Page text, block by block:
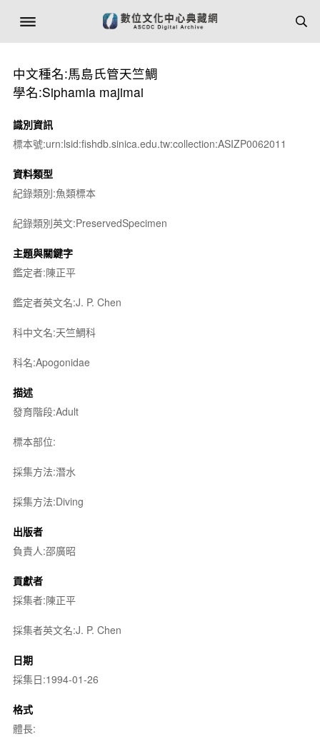
中文種名:馬島氏管天竺鯛
學名:Siphamia majimai
識別資訊
標本號:urn:lsid:fishdb.sinica.edu.tw:collection:ASIZP0062011
資料類型
紀錄類別:魚類標本
紀錄類別英文:PreservedSpecimen
主題與關鍵字
鑑定者:陳正平
鑑定者英文名:J. P. Chen
科中文名:天竺鯛科
科名:Apogonidae
描述
發育階段:Adult
標本部位:
採集方法:潛水
採集方法:Diving
出版者
負責人:邵廣昭
貢獻者
採集者:陳正平
採集者英文名:J. P. Chen
日期
採集日:1994-01-26
格式
體長: